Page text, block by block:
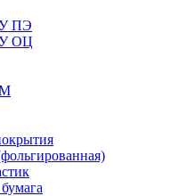
ПЭ
ОЦ